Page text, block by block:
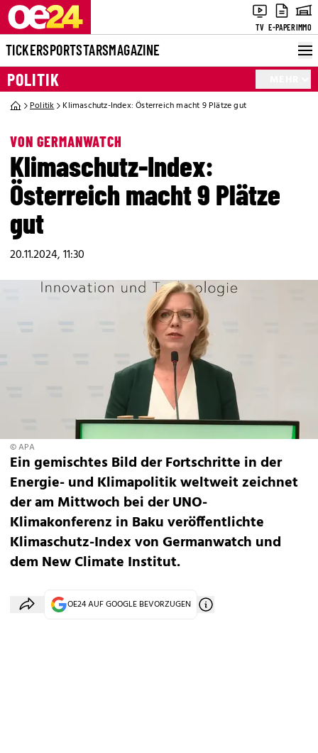
TV E-PAPERIMMO
TICKERSPORTSTARSMAGAZINE
POLITIK
Politik Klimaschutz-Index: Österreich macht 9 Plätze gut
VON GERMANWATCH
Klimaschutz-Index:
Österreich macht 9 Plätze
gut
20.11.2024, 11:30
© APA
Ein gemischtes Bild der Fortschritte in der
Energie- und Klimapolitik weltweit zeichnet
der am Mittwoch bei der UNO-
Klimakonferenz in Baku veröffentlichte
Klimaschutz-Index von Germanwatch und
dem New Climate Institut.
OE24 AUF GOOGLE BEVORZUGEN